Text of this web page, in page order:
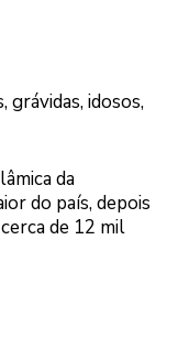
grávidas, idosos,
da
do país, depois
de 12 mil